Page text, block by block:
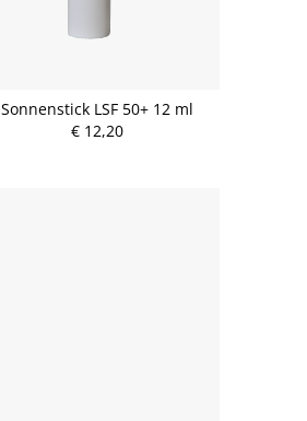
Sonnenstick LSF 50+ 12 ml
€ 12,20